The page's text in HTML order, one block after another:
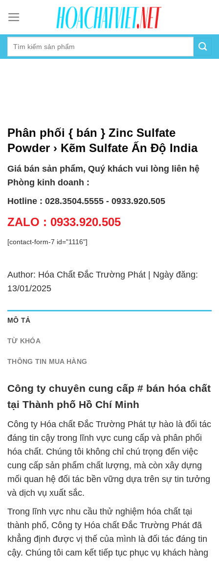
content
Phân phối { bán } Zinc Sulfate
Powder › Kẽm Sulfate Ấn Độ India
Giá bán sản phẩm, Quý khách vui lòng liên hệ
Phòng kinh doanh :
Hotline : 028.3504.5555 - 0933.920.505
ZALO : 0933.920.505
[contact-form-7 id="1116"]
Author: Hóa Chất Đắc Trường Phát | Ngày đăng:
13/01/2025
MÔ TẢ
TỪ KHÓA
THÔNG TIN MUA HÀNG
Công ty chuyên cung cấp # bán hóa chất
tại Thành phố Hồ Chí Minh
Công ty Hóa chất Đắc Trường Phát tự hào là đối tác
đáng tin cậy trong lĩnh vực cung cấp và phân phối
hóa chất. Chúng tôi không chỉ chú trọng đến việc
cung cấp sản phẩm chất lượng, mà còn xây dựng
mối quan hệ đối tác bền vững dựa trên sự tin tưởng
và dịch vụ xuất sắc.
Trong lĩnh vực nhu cầu thử nghiệm hóa chất tại
thành phố, Công ty Hóa chất Đắc Trường Phát đã
khẳng định được vị thế của mình là đối tác đáng tin
cậy. Chúng tôi cam kết tiếp tục phục vụ khách hàng